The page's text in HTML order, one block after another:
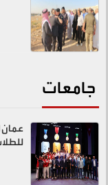
جامعات
عمان